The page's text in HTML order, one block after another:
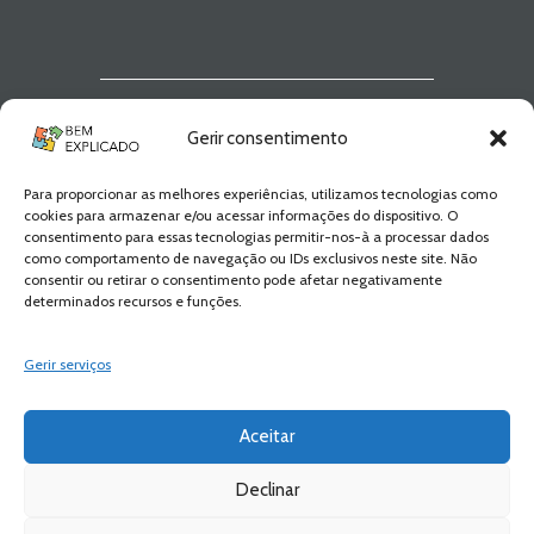
Gerir consentimento
Para proporcionar as melhores experiências, utilizamos tecnologias como
cookies para armazenar e/ou acessar informações do dispositivo. O
consentimento para essas tecnologias permitir-nos-à a processar dados
como comportamento de navegação ou IDs exclusivos neste site. Não
consentir ou retirar o consentimento pode afetar negativamente
determinados recursos e funções.
Gerir serviços
Aceitar
Declinar
Explicado
Fica a par de todas as novidades! Zero
Spam, apenas novidades e novos
conteúdos!